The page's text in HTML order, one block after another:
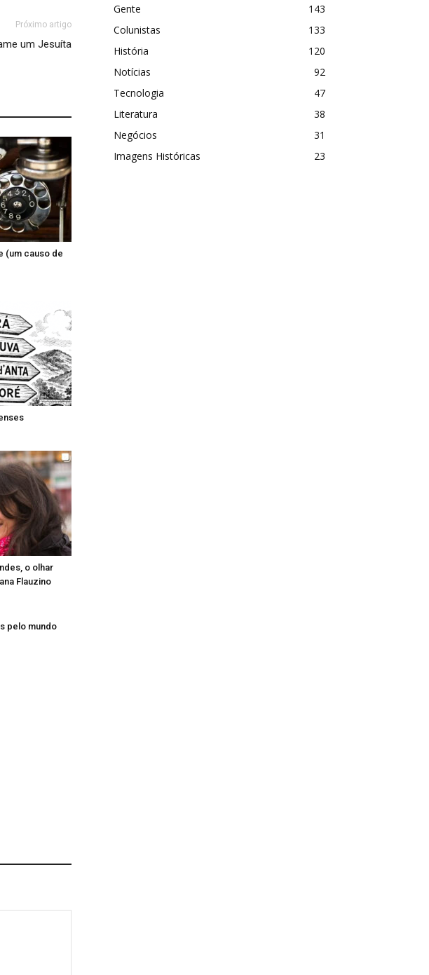
Próximo artigo
um Jesuíta
(um causo de
o olhar
Flauzino
pelo mundo
Gente
143
Colunistas
133
História
120
Notícias
92
Tecnologia
47
Literatura
38
Negócios
31
Imagens Históricas
23